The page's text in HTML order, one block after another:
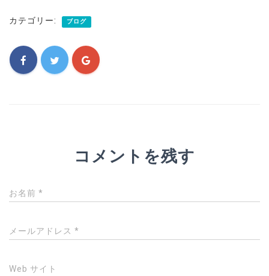
カテゴリー: ブログ
コメントを残す
お名前 *
メールアドレス *
Web サイト